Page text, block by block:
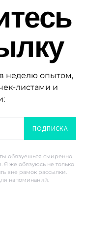
в неделю опытом,
листами и
ПОДПИСКА
обязуешься смиренно
же обязуюсь не только
вне рамок рассылки.
напоминаний.